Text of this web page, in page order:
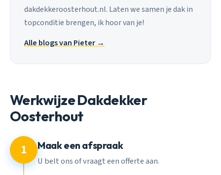
dakdekkeroosterhout.nl. Laten we samen je dak in
topconditie brengen, ik hoor van je!
Alle blogs van Pieter →
Werkwijze Dakdekker
Oosterhout
1 Maak een afspraak
U belt ons of vraagt een offerte aan.